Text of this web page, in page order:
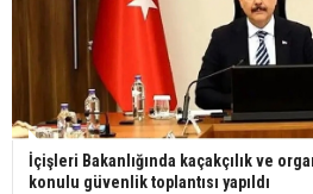
İçişleri Bakanlığında kaçakçılık ve
konulu güvenlik toplantısı yapıldı